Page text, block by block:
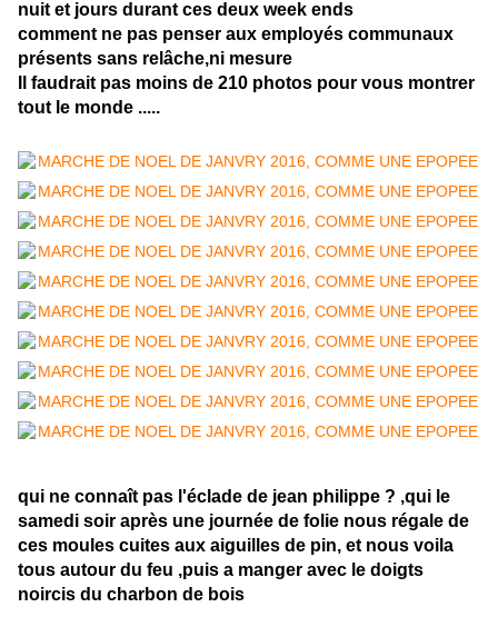
nuit et jours durant ces deux week ends
comment ne pas penser aux employés communaux
présents sans relâche,ni mesure
Il faudrait pas moins de 210 photos pour vous montrer
tout le monde .....
qui ne connaît pas l'éclade de jean philippe ? ,qui le
samedi soir après une journée de folie nous régale de
ces moules cuites aux aiguilles de pin, et nous voila
tous autour du feu ,puis a manger avec le doigts
noircis du charbon de bois